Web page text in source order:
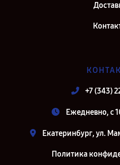
+7 (343)
Ежедневно, с
Екатеринбург, ул.
Политика